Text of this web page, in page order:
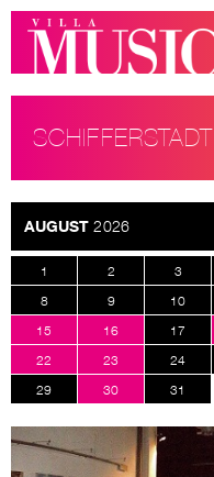
SCHIFFERSTADT
AUGUST2026
1 2 3
8
9 10
15
16 17
22
23 24
29
30 31